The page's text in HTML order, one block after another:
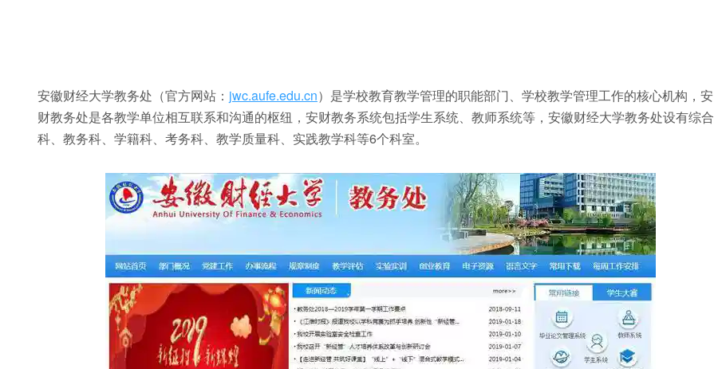
安徽财经大学教务处（官方网站： jwc.aufe.edu.cn）是学校教育教学管理的职能部门、学校教学管理工作的核心机构，安
财教务处是各教学单位相互联系和沟通的枢纽，安财教务系统包括学生系统、教师系统等，安徽财经大学教务处设有综合
科、教务科、学籍科、考务科、教学质量科、实践教学科等6个科室。